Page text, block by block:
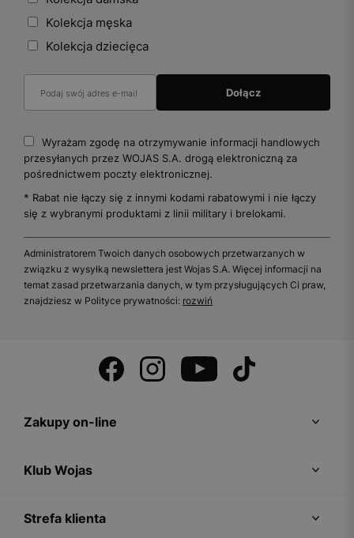
Kolekcja męska
Kolekcja dziecięca
Wyrażam zgodę na otrzymywanie informacji handlowych
przesyłanych przez WOJAS S.A. drogą elektroniczną za
pośrednictwem poczty elektronicznej.
* Rabat nie łączy się z innymi kodami rabatowymi i nie łączy
się z wybranymi produktami z linii military i brelokami.
Administratorem Twoich danych osobowych przetwarzanych w
związku z wysyłką newslettera jest Wojas S.A. Więcej informacji na
temat zasad przetwarzania danych, w tym przysługujących Ci praw,
znajdziesz w Polityce prywatności: rozwiń
Zakupy on-line
Klub Wojas
Strefa klienta